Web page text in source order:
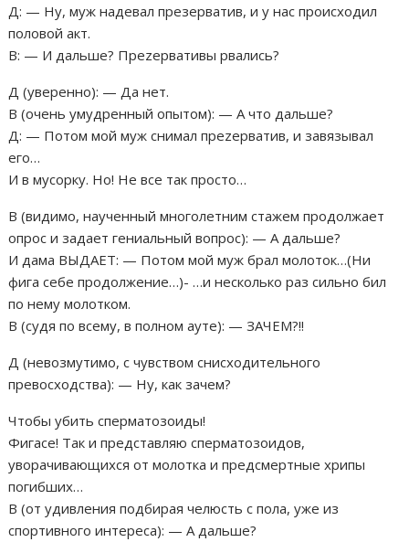
Д: — Ну, муж надевал пpезеpватив, и у нас происходил
половой акт.
В: — И дальше? Пpеzеpвативы рвались?
Д (уверенно): — Да нет.
В (очень умудренный опытом): — А что дальше?
Д: — Потом мой муж снимал пpеzеpватив, и завязывал
его…
И в мусорку. Но! Не все так просто…
В (видимо, наученный многолетним стажем продолжает
опрос и задает гениальный вопрос): — А дальше?
И дама ВЫДАЕТ: — Потом мой муж брал молоток…(Ни
фига себе продолжение…)- …и несколько раз сильно бил
по нему молотком.
В (судя по всему, в полном ауте): — ЗАЧЕМ?!!
Д (невозмутимо, с чувством снисходительного
превосходства): — Ну, как зачем?
Чтобы убить сперматозоиды!
Фигасе! Так и представляю сперматозоидов,
уворачивающихся от молотка и предсмертные хрипы
погибших…
В (от удивления подбирая челюсть с пола, уже из
спортивного интереса): — А дальше?